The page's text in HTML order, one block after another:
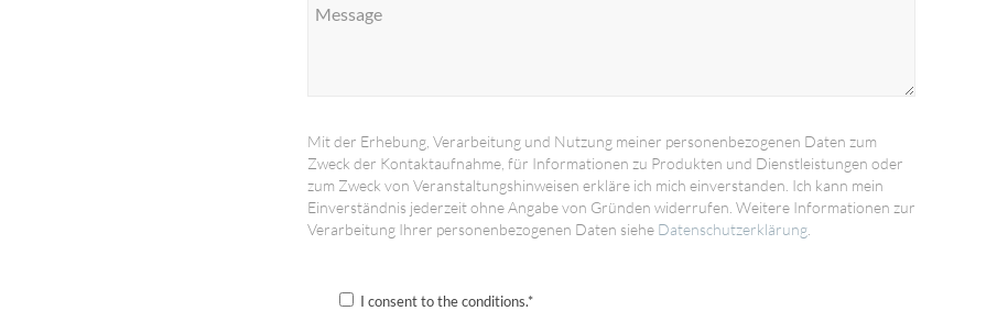
Mit der Erhebung, Verarbeitung und Nutzung meiner personenbezogenen Daten zum
Zweck der Kontaktaufnahme, für Informationen zu Produkten und Dienstleistungen oder
zum Zweck von Veranstaltungshinweisen erkläre ich mich einverstanden. Ich kann mein
Einverständnis jederzeit ohne Angabe von Gründen widerrufen. Weitere Informationen zur
Verarbeitung Ihrer personenbezogenen Daten siehe Datenschutzerklärung.
I consent to the conditions.*